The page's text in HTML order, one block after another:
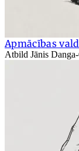
Apmācības
Atbild Jānis